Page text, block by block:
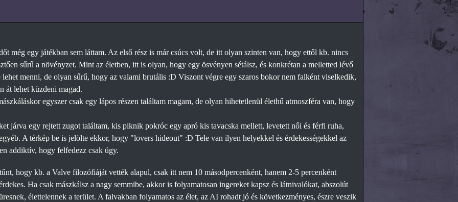
még egy játékban sem láttam. Az első rész is már csúcs volt, de itt olyan szinten van, hogy ettől kb. nincs
sűrű a növényzet. Mint az életben, itt is olyan, hogy egy ösvényen sétálsz, és konkrétan a melletted lévő
menni, de olyan sűrű, hogy az valami brutális :D Viszont végre egy szaros bokor nem falként viselkedik,
át lehet küzdeni magad.
egyszer csak egy lápos részen találtam magam, de olyan hihetetlenül élethű atmoszféra van, hogy
járva egy rejtett zugot találtam, kis piknik pokróc egy apró kis tavacska mellett, levetett női és férfi ruha,
A térkép be is jelölte ekkor, hogy "lovers hideout" :D Tele van ilyen helyekkel és érdekességekkel az
addiktív, hogy felfedezz csak úgy.
hogy kb. a Valve filozófiáját vették alapul, csak itt nem 10 másodpercenként, hanem 2-5 percenként
Ha csak mászkálsz a nagy semmibe, akkor is folyamatosan ingereket kapsz és látnivalókat, abszolút
élettelennek a terület. A falvakban folyamatos az élet, az AI rohadt jó és következményes, észre veszik